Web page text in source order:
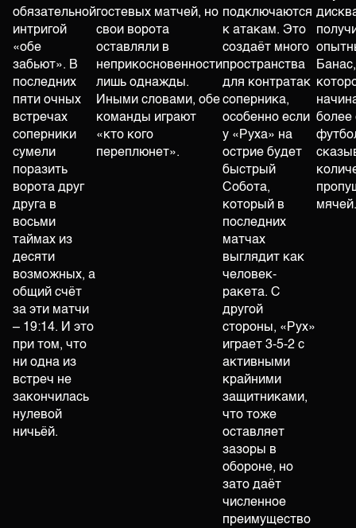
обязательной
интригой
«обе
забьют». В
последних
пяти очных
встречах
соперники
сумели
поразить
ворота друг
друга в
восьми
таймах из
десяти
возможных, а
общий счёт
за эти матчи
– 19:14. И это
при том, что
ни одна из
встреч не
закончилась
нулевой
ничьёй.
гостевых матчей, но
свои ворота
оставляли в
неприкосновенности
лишь однажды.
Иными словами, обе
команды играют
«кто кого
переплюнет».
подключаются
к атакам. Это
создаёт много
пространства
для контратак
соперника,
особенно если
у «Руха» на
острие будет
быстрый
Собота,
который в
последних
матчах
выглядит как
человек-
ракета. С
другой
стороны, «Рух»
играет 3-5-2 с
активными
крайними
защитниками,
что тоже
оставляет
зазоры в
обороне, но
зато даёт
численное
преимущество
более
мячей.